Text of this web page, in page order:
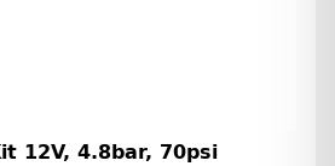
12V, 4.8bar, 70psi